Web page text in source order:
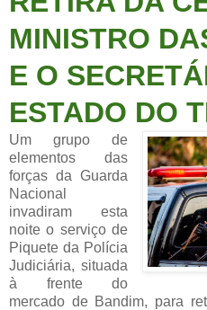
MINISTRO
E O
ESTADO DO
Um grupo de
elementos das
forças da Guarda
Nacional
invadiram esta
noite o serviço de
Piquete da Polícia
Judiciária, situada
à frente do
mercado de Bandim, para